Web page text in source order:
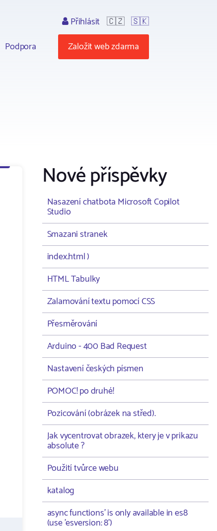
Podpora
Přihlásit 🇨🇿 🇸🇰
Založit web zdarma
Nové příspěvky
Nasazení chatbota Microsoft Copilot
Studio
Smazani stranek
index.html )
HTML Tabulky
Zalamování textu pomocí CSS
Přesměrování
Arduino - 400 Bad Request
Nastavení českých písmen
POMOC! po druhé!
Pozicování (obrázek na střed).
Jak vycentrovat obrazek, ktery je v prikazu
absolute ?
Použití tvůrce webu
katalog
async functions' is only available in es8
(use 'esversion: 8')